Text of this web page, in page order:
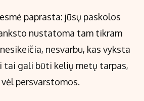
paprasta: jūsų paskolos
nustatoma tam tikram
nesvarbu, kas vyksta
tai gali būti kelių metų tarpas,
persvarstomos.